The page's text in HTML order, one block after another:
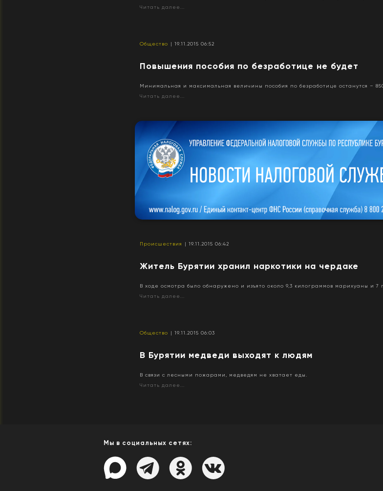
Читать далее...
Общество | 19.11.2015 06:52
Повышения пособия по безработице не будет
Минимальная и максимальная величины пособия по безработице останутся –
Читать далее...
Происшествия | 19.11.2015 06:42
Житель Бурятии хранил наркотики на чердаке
В ходе осмотра было обнаружено и изъято около 9,3 килограммов марихуаны и 7
Читать далее...
Общество | 19.11.2015 06:03
В Бурятии медведи выходят к людям
В связи с лесными пожарами, медведям не хватает еды.
Читать далее...
Мы в социальных сетях: